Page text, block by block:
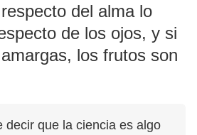
del alma lo
de los ojos, y si
los frutos son
decir que la ciencia es algo